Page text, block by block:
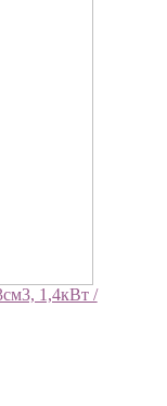
1,4кВт /